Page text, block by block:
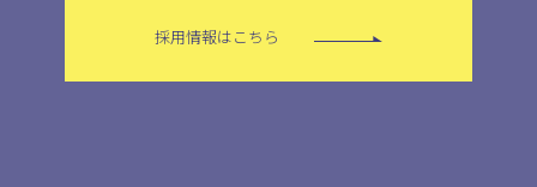
採用情報はこちら